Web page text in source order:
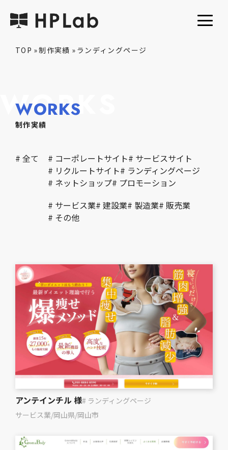
TOP »制作実績 » ランディングページ
WORKS
WORKS
制作実績
# 全て # コーポレートサイト# サービスサイト
# リクルートサイト# ランディングページ
# ネットショップ# プロモーション
# サービス業# 建設業# 製造業# 販売業
# その他
アンテインチル 様# ランディングページ
サービス業/岡山県/岡山市